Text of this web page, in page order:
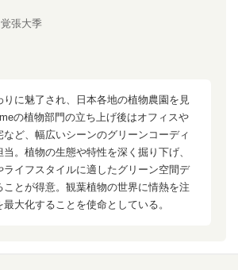
覚張大季
りに魅了され、日本各地の植物農園を見
の植物部門の立ち上げ後はオフィスや
ど、幅広いシーンのグリーンコーディ
。植物の生態や特性を深く掘り下げ、
ライフスタイルに適したグリーン空間デ
ことが得意。観葉植物の世界に情熱を注
大化することを使命としている。